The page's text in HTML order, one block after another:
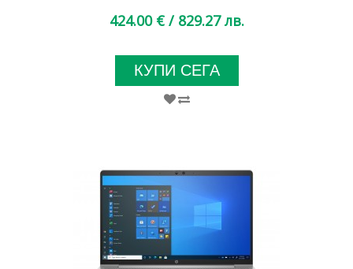
424.00 € / 829.27 лв.
КУПИ СЕГА